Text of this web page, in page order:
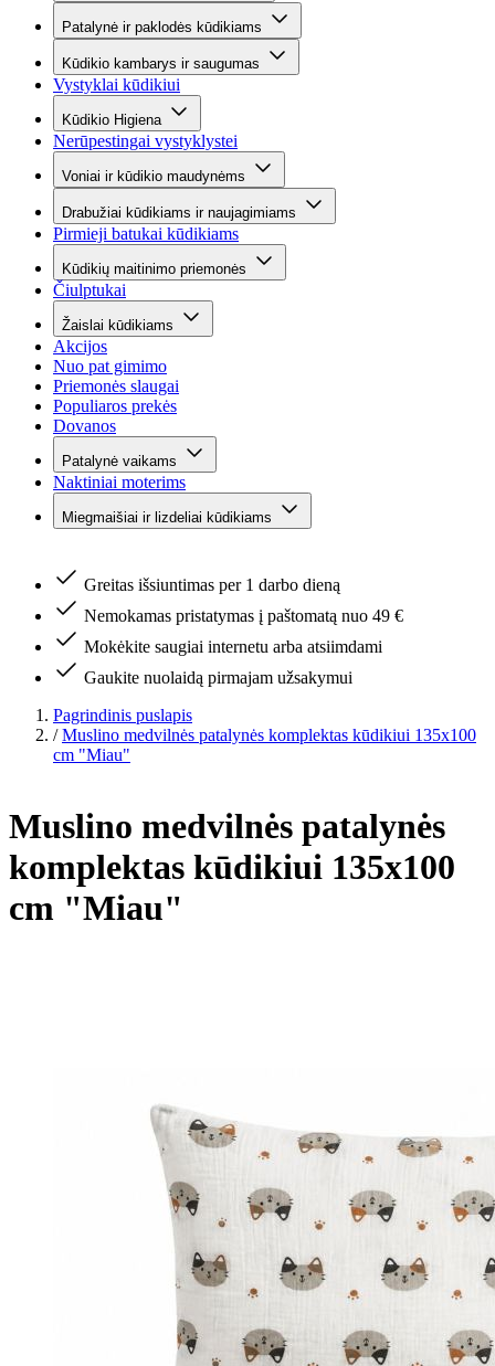
Patalynė ir paklodės kūdikiams
Kūdikio kambarys ir saugumas
Vystyklai kūdikiui
Kūdikio Higiena
Nerūpestingai vystyklystei
Voniai ir kūdikio maudynėms
Drabužiai kūdikiams ir naujagimiams
Pirmieji batukai kūdikiams
Kūdikių maitinimo priemonės
Čiulptukai
Žaislai kūdikiams
Akcijos
Nuo pat gimimo
Priemonės slaugai
Populiaros prekės
Dovanos
Patalynė vaikams
Naktiniai moterims
Miegmaišiai ir lizdeliai kūdikiams
Greitas išsiuntimas per 1 darbo dieną
Nemokamas pristatymas į paštomatą nuo 49 €
Mokėkite saugiai internetu arba atsiimdami
Gaukite nuolaidą pirmajam užsakymui
Pagrindinis puslapis
/ Muslino medvilnės patalynės komplektas kūdikiui 135x100
cm "Miau"
Muslino medvilnės patalynės
komplektas kūdikiui 135x100
cm "Miau"